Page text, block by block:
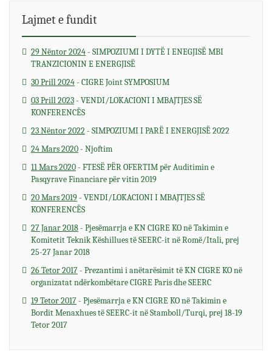
Lajmet e fundit
29 Nëntor 2024- SIMPOZIUMI I DYTË I ENEGJISË MBI
TRANZICIONIN E ENERGJISË
30 Prill 2024- CIGRE Joint SYMPOSIUM
03 Prill 2023- VENDI/LOKACIONI I MBAJTJES SË
KONFERENCËS
23 Nëntor 2022- SIMPOZIUMI I PARË I ENERGJISË 2022
24 Mars 2020- Njoftim
11 Mars 2020- FTESË PËR OFERTIM për Auditimin e
Pasqyrave Financiare për vitin 2019
20 Mars 2019- VENDI/LOKACIONI I MBAJTJES SË
KONFERENCËS
27 Janar 2018- Pjesëmarrja e KN CIGRE KO në Takimin e
Komitetit Teknik Këshillues të SEERC-it në Romë/Itali, prej
25-27 Janar 2018
26 Tetor 2017- Prezantimi i anëtarësimit të KN CIGRE KO në
organizatat ndërkombëtare CIGRE Paris dhe SEERC
19 Tetor 2017- Pjesëmarrja e KN CIGRE KO në Takimin e
Bordit Menaxhues të SEERC-it në Stamboll/Turqi, prej 18-19
Tetor 2017